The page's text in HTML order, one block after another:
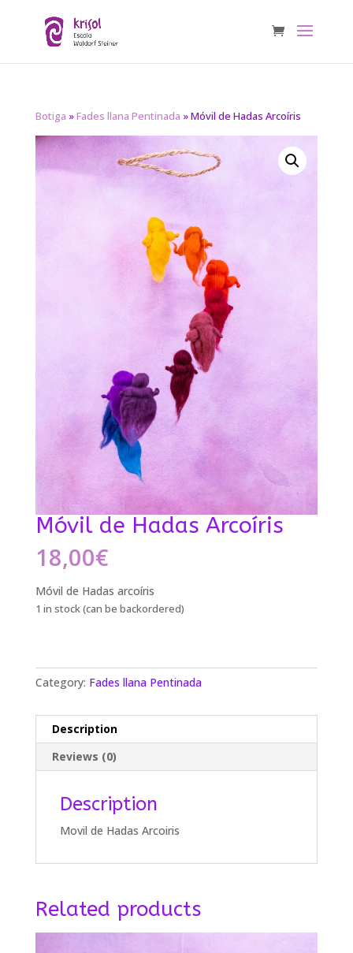
Botiga »Fades llana Pentinada » Móvil de Hadas Arcoíris
Móvil de Hadas Arcoíris
18,00€
Móvil de Hadas arcoíris
1 in stock (can be backordered)
Category: Fades llana Pentinada
Description
Reviews (0)
Description
Movil de Hadas Arcoiris
Related products